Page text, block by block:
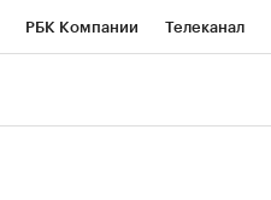
РБК Компании Телеканал